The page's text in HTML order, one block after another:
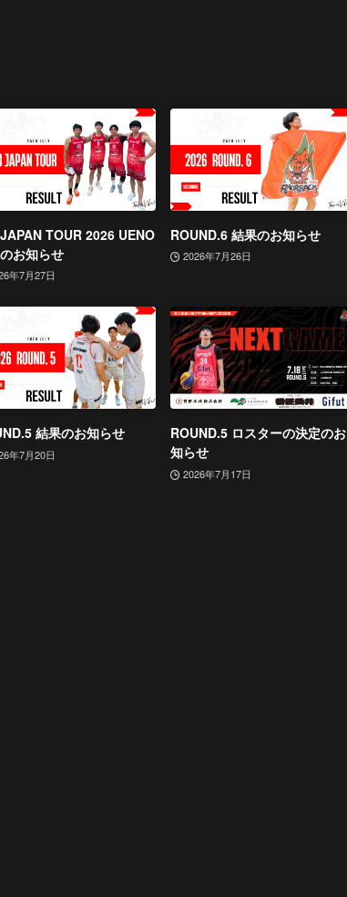
TOUR 2026 UENO
お知らせ
年7月27日
ROUND.6 結果のお知らせ
2026年7月26日
結果のお知らせ
年7月20日
ROUND.5 ロスターの決定のお
知らせ
2026年7月17日